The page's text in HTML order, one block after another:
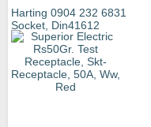
Harting 0904 232 6831
Socket, Din41612